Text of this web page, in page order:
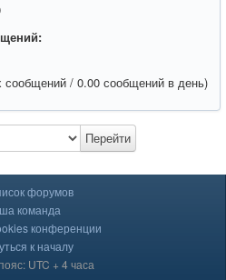
сообщений / 0.00 сообщений в день)
Перейти
форумов
команда
конференции
к началу
UTC + 4 часа